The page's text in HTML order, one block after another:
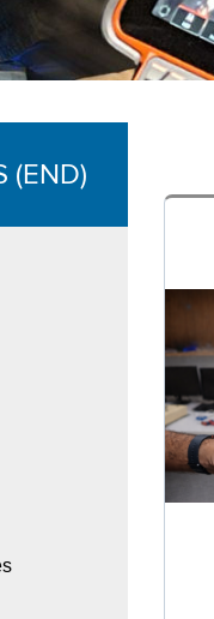
(END)